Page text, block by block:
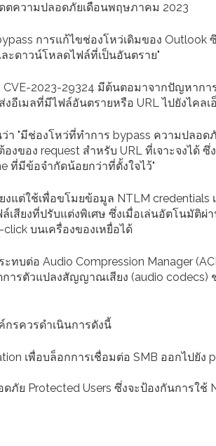
ตความปลอดภัยเดือนพฤษภาคม 2023
การแก้ไขช่องโหว่เดิมของ
ะดาวน์โหลดไฟล์ที่เป็นอันตราย"
CVE-2023-29324 มีต้นตอมาจากปัญหาก
อีเมลที่มีไฟล์อันตรายหรือ URL ไปยังไคล
า "มีช่องโหว่ที่ทำการ bypass ความปลอ
งของ request สำหรับ URL ที่เจาะจงได้
ที่มีข้อจำกัดน้อยกว่าที่ตั้งใจไว้"
งแต่ใช้เพื่อขโมยข้อมูล NTLM credentials
เสียงที่ปรับแต่งพิเศษ ซึ่งเมื่อเล่นอัตโนมัติผ่
บนเครื่องของเหยื่อได้
ทบต่อ Audio Compression Manager
ารตัวแปลงสัญญาณเสียง (audio codecs)
กรควรดำเนินการดังนี้
เพื่อบล็อกการเชื่อมต่อ SMB ออกไปยัง
ภัย Protected Users ซึ่งจะป้องกันการใช้